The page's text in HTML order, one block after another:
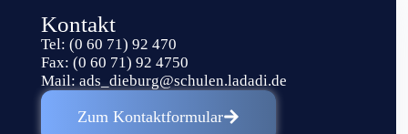
Kontakt
Tel: (0 60 71) 92 470
Fax: (0 60 71) 92 4750
Mail: ads_dieburg@schulen.ladadi.de
Zum Kontaktformular